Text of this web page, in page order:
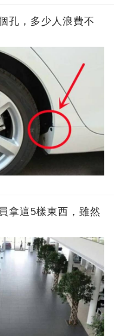
孔，多少人浪費不
拿這5樣東西，雖然